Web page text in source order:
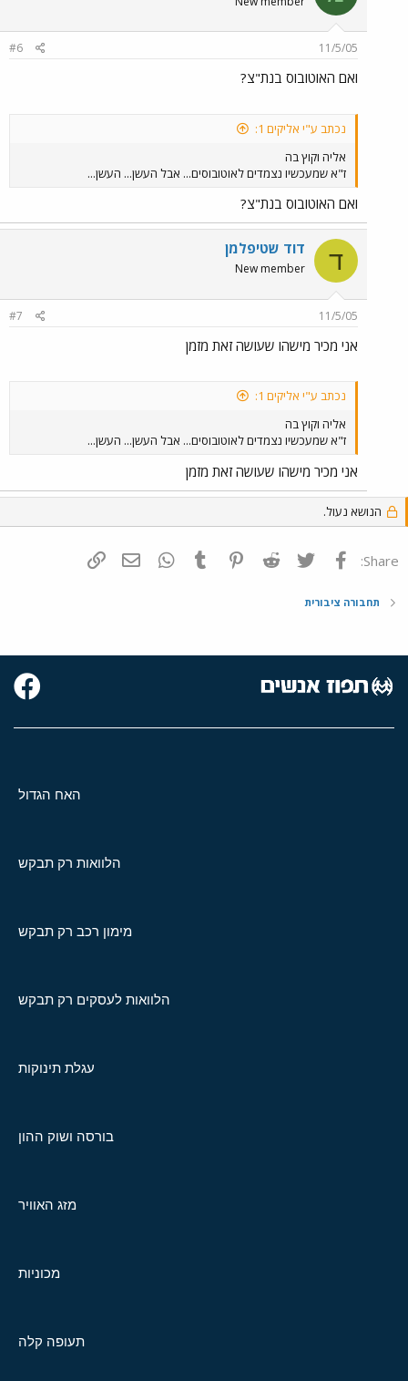
11/5/05
#6
ואם האוטובוס בנת"צ?
נכתב ע"י אליקים 1:
אליה וקוץ בה
ז"א שמעכשיו נצמדים לאוטובוסים... אבל העשן... העשן...
ואם האוטובוס בנת"צ?
ד דוד שטיפלמן
New member
11/5/05
#7
אני מכיר מישהו שעושה זאת מזמן
נכתב ע"י אליקים 1:
אליה וקוץ בה
ז"א שמעכשיו נצמדים לאוטובוסים... אבל העשן... העשן...
אני מכיר מישהו שעושה זאת מזמן
הנושא נעול.
Share: פייסבוק Twitter
Reddit
Pinterest
Tumblr
WhatsAppדואר אלקטרוני
תחבורה ציבורית
האח הגדול
הלוואות רק תבקש
מימון רכב רק תבקש
הלוואות לעסקים רק תבקש
עגלת תינוקות
בורסה ושוק ההון
מזג האוויר
מכוניות
תעופה קלה